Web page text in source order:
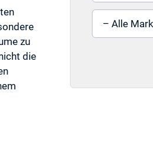
zu
die
Marke auswählen